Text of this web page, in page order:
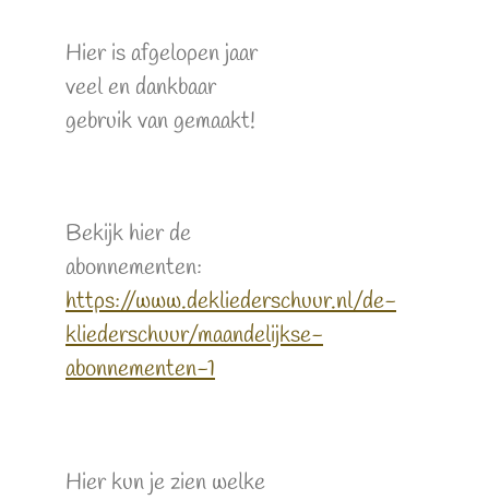
Hier is afgelopen jaar
veel en dankbaar
gebruik van gemaakt!
Bekijk hier de
abonnementen:
https://www.dekliederschuur.nl/de-
kliederschuur/maandelijkse-
abonnementen-1
Hier kun je zien welke